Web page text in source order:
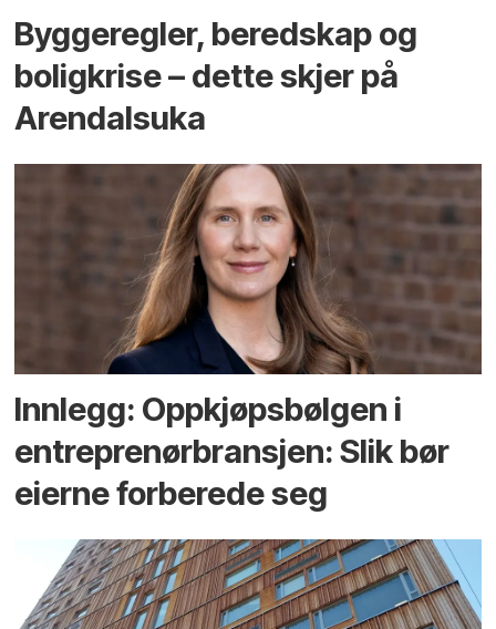
Bygge­regler, beredskap og
bolig­krise – dette skjer på
Arendals­uka
Innlegg: Oppkjøps­bølgen i
entreprenør­bransjen: Slik bør
eierne forberede seg